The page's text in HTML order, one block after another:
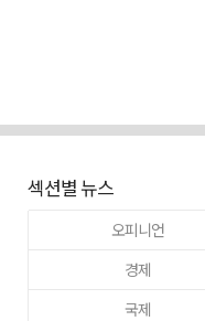
섹션별 뉴스
오피니언
경제
국제